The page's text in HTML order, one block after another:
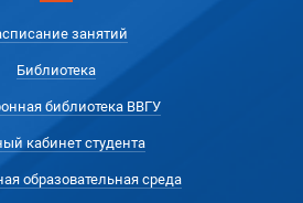
занятий
Библиотека
библиотека ВВГУ
кабинет студента
образовательная среда